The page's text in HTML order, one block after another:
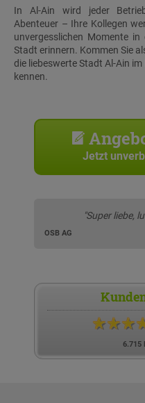
In Al-Ain wird jeder
Abenteuer – Ihre Kollegen
unvergesslichen Momente
Stadt erinnern. Kommen Sie
die liebeswerte Stadt Al-Ain
kennen.
Jetzt
"Super liebe,
OSB AG
6.715